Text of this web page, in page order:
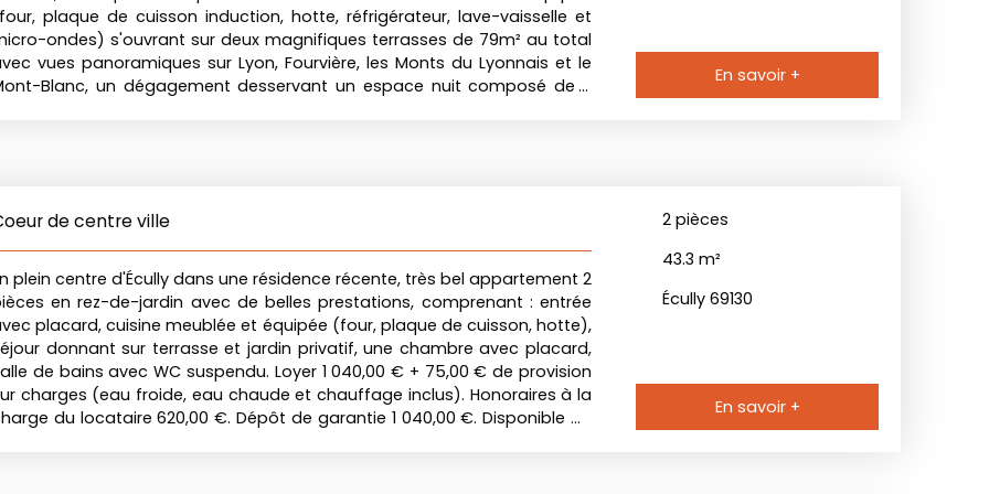
plaque de cuisson induction, hotte, réfrigérateur, lave-vaisselle et
ondes) s'ouvrant sur deux magnifiques terrasses de 79m² au total
vues panoramiques sur Lyon, Fourvière, les Monts du Lyonnais et le
Blanc, un dégagement desservant un espace nuit composé de 3
à la charge du locataire : 945,00 € TTC. Dépôt de garantie : 1
€. Disponible le 17 août 2026.
En savoir +
de centre ville
plein centre d'Écully dans une résidence récente, très bel appartement 2
en rez-de-jardin avec de belles prestations, comprenant : entrée
placard, cuisine meublée et équipée (four, plaque de cuisson, hotte),
donnant sur terrasse et jardin privatif, une chambre avec placard,
de bains avec WC suspendu. Loyer 1 040,00 € + 75,00 € de provision
charges (eau froide, eau chaude et chauffage inclus). Honoraires à la
du locataire 620,00 €. Dépôt de garantie 1 040,00 €. Disponible de
2 pièces
43.3 m²
Écully 69130
En savoir +